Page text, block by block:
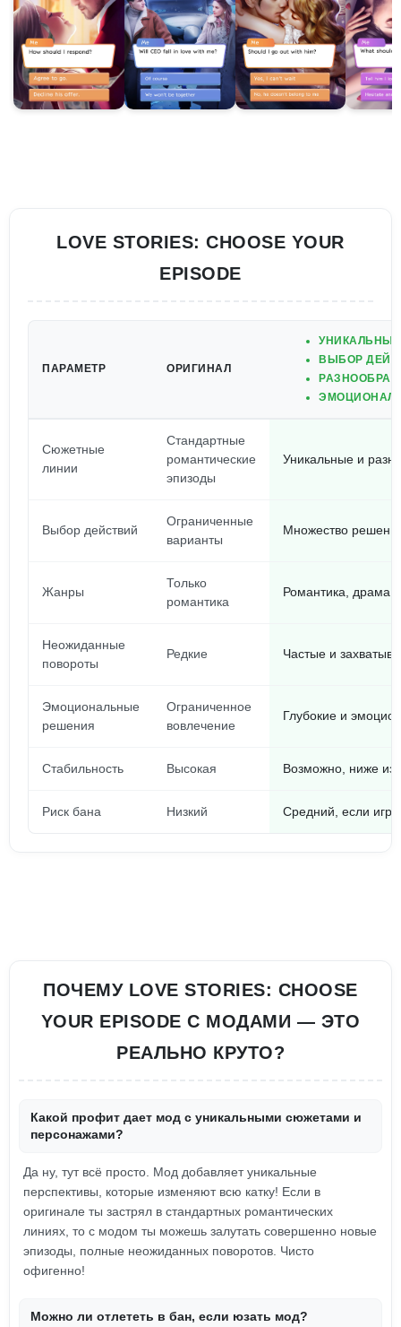
LOVE STORIES: CHOOSE YOUR
EPISODE
ПАРАМЕТР ОРИГИНАЛ
ВЫБОР
Сюжетные
линии
Стандартные
романтические
эпизоды
Уникальные и
Выбор действий
Ограниченные
варианты
Множество
Жанры
Только
романтика
Романтика, драма,
Неожиданные
повороты
Редкие Частые и
Эмоциональные
решения
Ограниченное
вовлечение
Глубокие и
Стабильность Высокая Возможно, ниже
Риск бана Низкий Средний, если
ПОЧЕМУ LOVE STORIES: CHOOSE
YOUR EPISODE С МОДАМИ — ЭТО
РЕАЛЬНО КРУТО?
Какой профит дает мод с уникальными сюжетами и
персонажами?
Да ну, тут всё просто. Мод добавляет уникальные
перспективы, которые изменяют всю катку! Если в
оригинале ты застрял в стандартных романтических
линиях, то с модом ты можешь залутать совершенно новые
эпизоды, полные неожиданных поворотов. Чисто
офигенно!
Можно ли отлететь в бан, если юзать мод?